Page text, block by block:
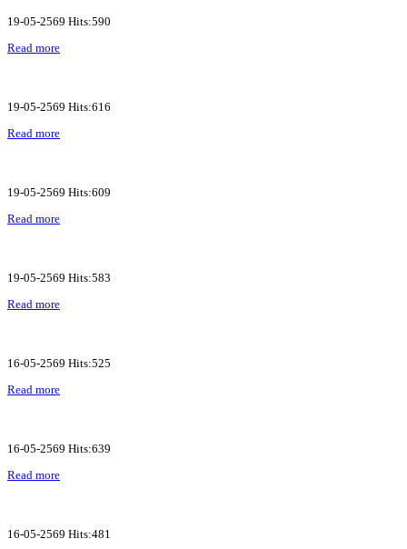
19-05-2569 Hits:590
Read more
19-05-2569 Hits:616
Read more
19-05-2569 Hits:609
Read more
19-05-2569 Hits:583
Read more
16-05-2569 Hits:525
Read more
16-05-2569 Hits:639
Read more
16-05-2569 Hits:481